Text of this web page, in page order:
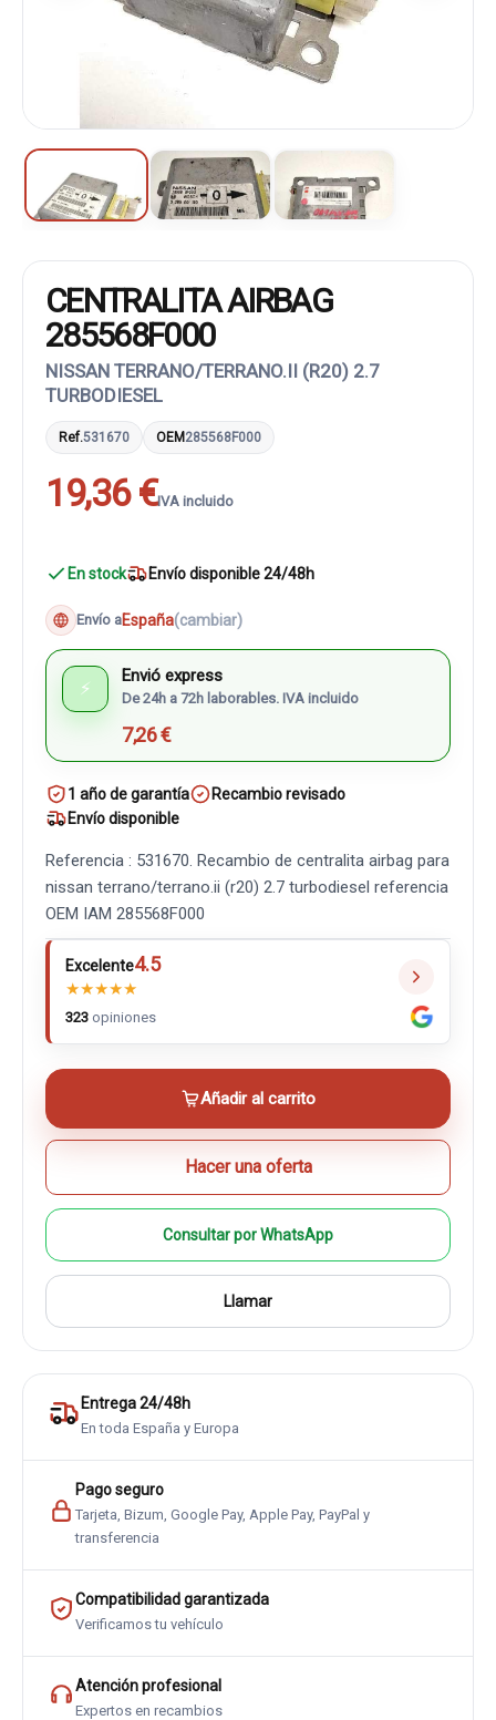
CENTRALITA AIRBAG
285568F000
NISSAN TERRANO/TERRANO.II (R20) 2.7
TURBODIESEL
Ref.531670 OEM285568F000
19,36 €IVA incluido
En stock Envío disponible 24/48h
Envío aEspaña(cambiar)
⚡
Envió express
De 24h a 72h laborables. IVA incluido
7,26 €
1 año de garantía
Recambio revisado
Envío disponible
Referencia : 531670. Recambio de centralita airbag para
nissan terrano/terrano.ii (r20) 2.7 turbodiesel referencia
OEM IAM 285568F000
Excelente4.5
★★★★★
323 opiniones
Añadir al carrito
Hacer una oferta
Consultar por WhatsApp
Llamar
Entrega 24/48h
En toda España y Europa
Pago seguro
Tarjeta, Bizum, Google Pay, Apple Pay, PayPal y
transferencia
Compatibilidad garantizada
Verificamos tu vehículo
Atención profesional
Expertos en recambios